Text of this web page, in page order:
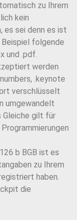
zu Ihrem
kein
es sei denn es ist
folgende
und .pdf.
werden
.keynote
verschlüsselt
umgewandelt
Gleiche gilt für
b BGB ist es
zu Ihrem
haben.
die